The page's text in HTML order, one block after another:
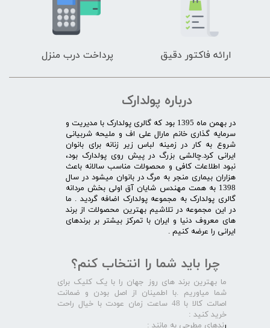
ارائه فاکتور دقیق پرداخت درب منزل
درباره پولدارک
در بهمن ماه 1395 بود که گالری پولدارک با مدیریت و
سرمایه گذاری خانم مارال علی اف و ملیحه شربیانی
شروع به کار در زمینه لباس زیر زنانه برای بانوان
ایرانی کرد.چالشی بزرگ در پیش روی پولدارک بود،
نبود اطلاعات کافی و محصولات مناسب سالانه باعث
هزاران بیماری منجر به مرگ در بانوان میشود در سال
1398 به همت مهندس شایان آق اولی بخش مردانه
گالری پولدارک به مجموعه پولدارک اضافه گردید . ما
در این مجموعه در تلاشیم بهترین محصولات از برند
های معروف دنیا و ایران با تمرکز بیشتر بر برندهای
ایرانی را عرضه کنیم .​​​​​​​
چرا باید شما را انتخاب کنم؟
ما بهترین برند های روز جهان را با یک کلیک برای
شما میاوریم .با اطمینان از اصل بودن و ضمانت
اصالت کالا با 48 ساعت زمان عودت با خیال راحت
خرید کنید :
رندهای مطرحی به مانند :